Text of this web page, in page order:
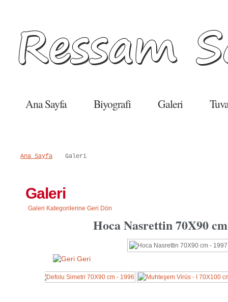
Ana Sayfa Biyografi Galeri
Ana Sayfa Galeri
Galeri
Galeri Kategorilerine Geri Dön
Hoca Nasrettin 70X90
Geri